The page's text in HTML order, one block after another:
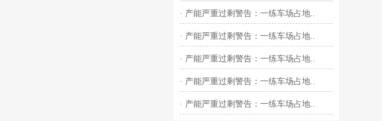
· 产能严重过剩警告：一练车场占地..
· 产能严重过剩警告：一练车场占地..
· 产能严重过剩警告：一练车场占地..
· 产能严重过剩警告：一练车场占地..
· 产能严重过剩警告：一练车场占地..